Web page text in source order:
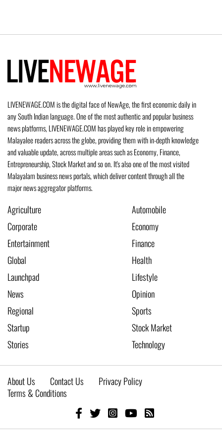
LIVENEWAGE.COM is the digital face of NewAge, the first economic daily in
any South Indian language. One of the most authentic and popular business
news platforms, LIVENEWAGE.COM has played key role in empowering
Malayalee readers across the globe, providing them with in-depth knowledge
and valuable update, across multiple areas such as Economy, Finance,
Entrepreneurship, Stock Market and so on. It's also one of the most visited
Malayalam business news portals, which deliver content through all the
major news aggregator platforms.
Agriculture
Automobile
Corporate
Economy
Entertainment
Finance
Global
Health
Launchpad
Lifestyle
News
Opinion
Regional
Sports
Startup
Stock Market
Stories
Technology
About Us Contact Us
Privacy Policy
Terms & Conditions